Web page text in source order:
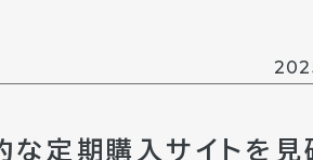
な定期購入サイトを見